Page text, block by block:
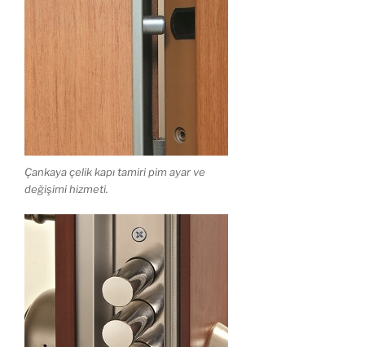
Çankaya çelik kapı tamiri pim ayar ve
değişimi hizmeti.